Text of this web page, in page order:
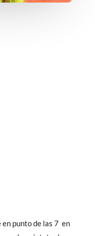
en punto de las 7 en